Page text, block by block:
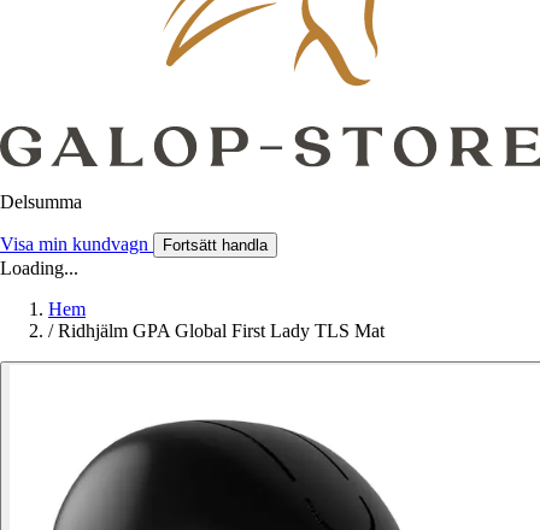
Delsumma
Visa min kundvagn Fortsätt handla
Loading...
Hem
/ Ridhjälm GPA Global First Lady TLS Mat